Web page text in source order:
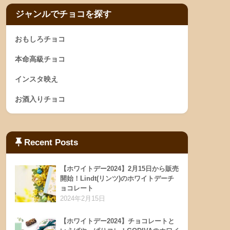
ジャンルでチョコを探す
おもしろチョコ
本命高級チョコ
インスタ映え
お酒入りチョコ
Recent Posts
【ホワイトデー2024】2月15日から販売
開始！Lindt(リンツ)のホワイトデーチ
ョコレート
2024年2月15日
【ホワイトデー2024】チョコレートと